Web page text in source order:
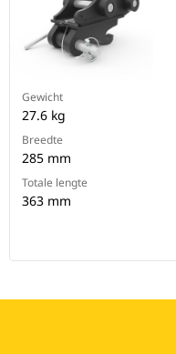
Gewicht
27.6 kg
Breedte
285 mm
Totale lengte
363 mm